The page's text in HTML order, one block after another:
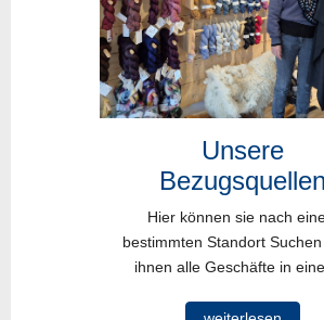
Unsere
Bezugsquellen
Hier können sie nach
bestimmten Standort
ihnen alle Geschäfte in